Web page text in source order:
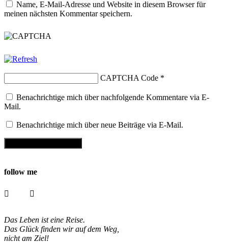
Name, E-Mail-Adresse und Website in diesem Browser für
meinen nächsten Kommentar speichern.
CAPTCHA Code *
Benachrichtige mich über nachfolgende Kommentare via E-
Mail.
Benachrichtige mich über neue Beiträge via E-Mail.
follow me
Das Leben ist eine Reise.
Das Glück finden wir auf dem Weg,
nicht am Ziel!